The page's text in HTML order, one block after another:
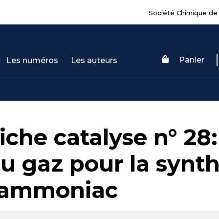
Société Chimique de
Les numéros Les auteurs Panier
catalyse n°
gaz pour la